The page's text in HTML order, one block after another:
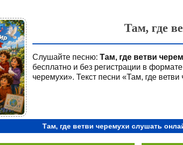
Там, где
Слушайте песню: Там, где ветви
бесплатно и без регистрации в
черемухи». Текст песни «Там, где ветви
Там, где ветви черемухи слушать